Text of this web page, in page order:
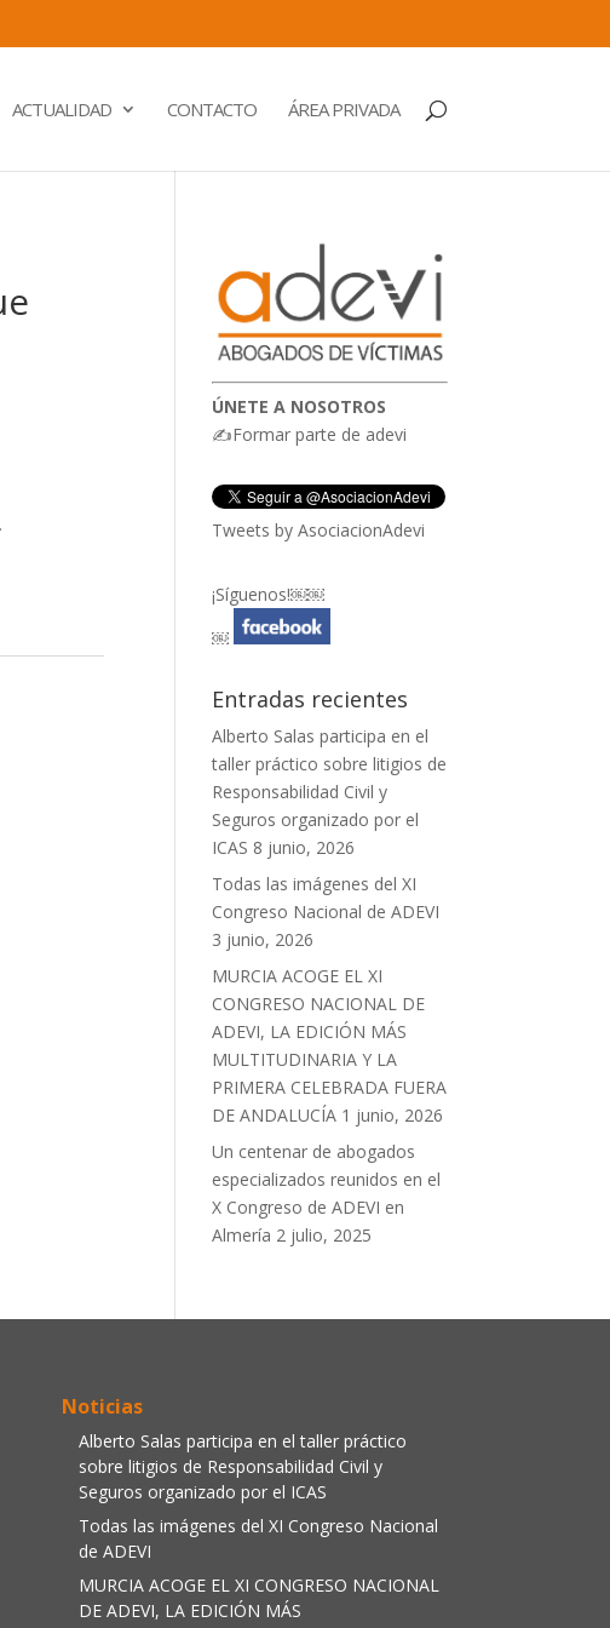
ACTUALIDAD CONTACTO ÁREA PRIVADA
ÚNETE A NOSOTROS
✍Formar parte de adevi
Tweets by AsociacionAdevi
¡Síguenos!￼￼
￼
Entradas recientes
Alberto Salas participa en el
taller práctico sobre litigios de
Responsabilidad Civil y
Seguros organizado por el
ICAS 8 junio, 2026
Todas las imágenes del XI
Congreso Nacional de ADEVI
3 junio, 2026
MURCIA ACOGE EL XI
CONGRESO NACIONAL DE
ADEVI, LA EDICIÓN MÁS
MULTITUDINARIA Y LA
PRIMERA CELEBRADA FUERA
DE ANDALUCÍA 1 junio, 2026
Un centenar de abogados
especializados reunidos en el
X Congreso de ADEVI en
Almería 2 julio, 2025
Noticias
Alberto Salas participa en el taller práctico
sobre litigios de Responsabilidad Civil y
Seguros organizado por el ICAS
Todas las imágenes del XI Congreso Nacional
de ADEVI
MURCIA ACOGE EL XI CONGRESO NACIONAL
DE ADEVI, LA EDICIÓN MÁS